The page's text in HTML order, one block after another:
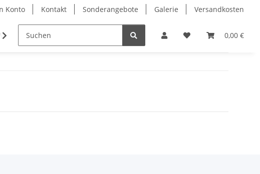
Konto Kontakt Sonderangebote Galerie Versandkosten
0,00 €
Eckvitrinen Hochglanz Design Vitrinen